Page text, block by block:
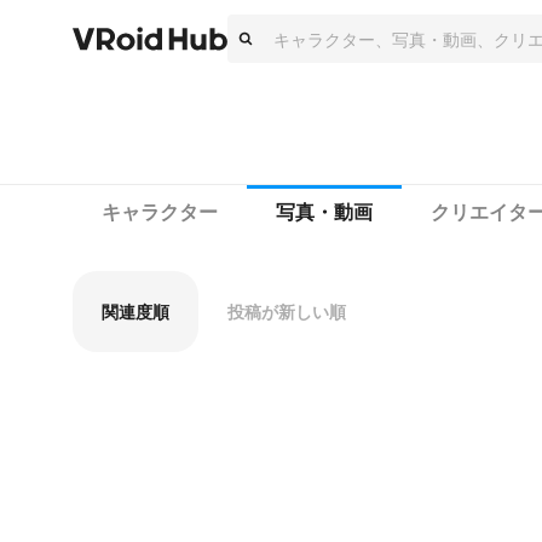
キャラクター 写真・動画 クリエイタ
関連度順 投稿が新しい順